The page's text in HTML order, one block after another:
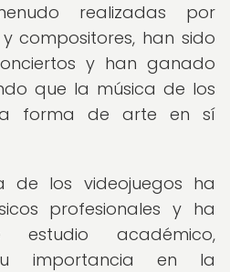
realizadas por
compositores, han sido
y han ganado
que la música de los
forma de arte en sí
de los videojuegos ha
profesionales y ha
académico,
importancia en la